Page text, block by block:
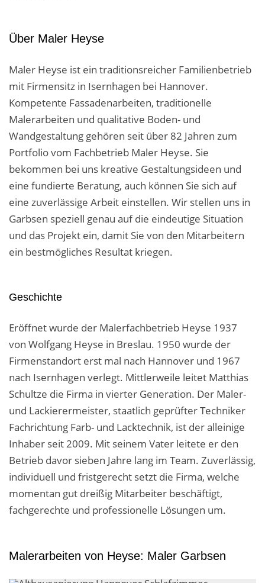
Über Maler Heyse
Maler Heyse ist ein traditionsreicher Familienbetrieb
mit Firmensitz in Isernhagen bei Hannover.
Kompetente Fassadenarbeiten, traditionelle
Malerarbeiten und qualitative Boden- und
Wandgestaltung gehören seit über 82 Jahren zum
Portfolio vom Fachbetrieb Maler Heyse. Sie
bekommen bei uns kreative Gestaltungsideen und
eine fundierte Beratung, auch können Sie sich auf
eine zuverlässige Arbeit einstellen. Wir stellen uns in
Garbsen speziell genau auf die eindeutige Situation
und das Projekt ein, damit Sie von den Mitarbeitern
ein bestmögliches Resultat kriegen.
Geschichte
Eröffnet wurde der Malerfachbetrieb Heyse 1937
von Wolfgang Heyse in Breslau. 1950 wurde der
Firmenstandort erst mal nach Hannover und 1967
nach Isernhagen verlegt. Mittlerweile leitet Matthias
Schultze die Firma in vierter Generation. Der Maler-
und Lackierermeister, staatlich geprüfter Techniker
Fachrichtung Farb- und Lacktechnik, ist der alleinige
Inhaber seit 2009. Mit seinem Vater leitete er den
Betrieb davor sieben Jahre lang im Team. Zuverlässig,
individuell und fristgerecht setzt die Firma, welche
momentan gut dreißig Mitarbeiter beschäftigt,
fachgerechte und professionelle Lösungen um.
Malerarbeiten von Heyse: Maler Garbsen